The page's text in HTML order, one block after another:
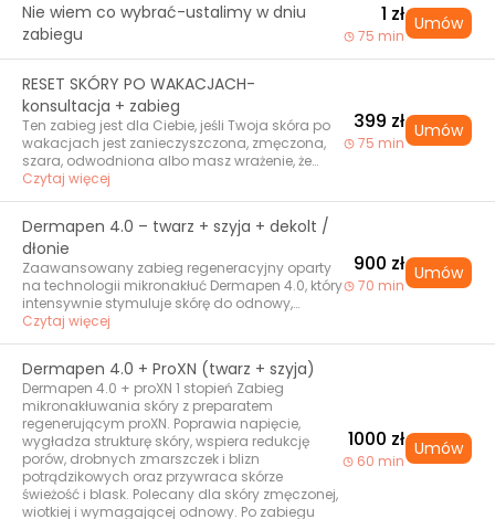
rozluźnienia. Zdejmujemy maskę napięcia,
która sprawia, że twarz wygląda na surową lub
na wypoczętą jak po długim urlopie
Nie wiem co wybrać-ustalimy w dniu
zabiegu
1 zł
75 min
Umów
RESET SKÓRY PO WAKACJACH-
konsultacja + zabieg
Ten zabieg jest dla Ciebie, jeśli Twoja skóra po
wakacjach jest zanieczyszczona, zmęczona,
szara, odwodniona albo masz wrażenie, że
robisz dużo, a efektów brak. Wizyta zaczyna się
regenerujący dopasowany do realnych potrzeb
skóry. To nie jest losowy zabieg. To pierwszy
krok do poprawy jakości skóry i zaplanowania
dalszych działań 🩷
Czytaj więcej
399 zł
75 min
Umów
Dermapen 4.0 – twarz + szyja + dekolt /
dłonie
Zaawansowany zabieg regeneracyjny oparty
na technologii mikronakłuć Dermapen 4.0, który
intensywnie stymuluje skórę do odnowy,
poprawia jej jakość, napięcie i koloryt. Podczas
mikronakłucia, które pobudzają fibroblasty do
produkcji kolagenu i elastyny. Dzięki temu skóra
staje się wyraźnie gładsza, bardziej jędrna i
promienna. Zabieg obejmuje: ✔ twarz ✔ szyję
✔ dekolt lub dłonie Dla maksymalnych efektów
zabieg łączymy z indywidualnie dobraną
ampułką aktywną: Wariant 1 – PDRN
(intensywna regeneracja i odbudowa)
Ampułka z polinukleotydami (PDRN) działa
silnie naprawczo i przeciwstarzeniowo. Idealna
Czytaj więcej
900 zł
70 min
Umów
Dermapen 4.0 + ProXN (twarz + szyja)
Dermapen 4.0 + proXN 1 stopień Zabieg
mikronakłuwania skóry z preparatem
regenerującym proXN. Poprawia napięcie,
wygładza strukturę skóry, wspiera redukcję
porów, drobnych zmarszczek i blizn
potrądzikowych oraz przywraca skórze
świeżość i blask. Polecany dla skóry zmęczonej,
wiotkiej i wymagającej odnowy. Po zabiegu
1000 zł
60 min
Umów